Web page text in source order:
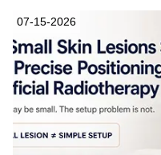
07-15-2026